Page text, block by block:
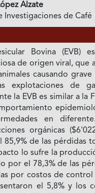
Alzate
Investigaciones de Café
Bovina (EVB)
de origen viral, que
causando grave
explotaciones de
la EVB es similar a la
en
orgánicas
85,9% de las pérdidas
lo sufre la
por el 78,3% de las
por costos de control
el 5,8% y los